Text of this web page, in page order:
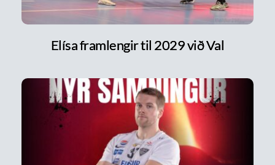
Elísa framlengir til 2029 við Val